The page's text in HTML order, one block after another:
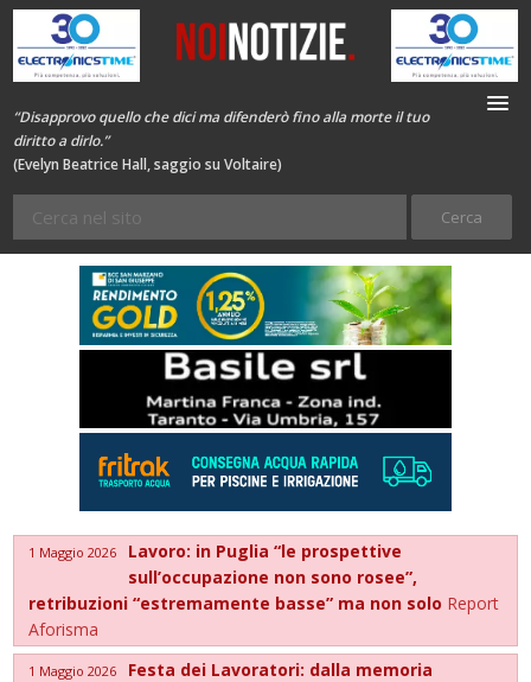
“Disapprovo quello che dici ma difenderò fino alla morte il tuo
diritto a dirlo.”
(Evelyn Beatrice Hall, saggio su Voltaire)
1 Maggio 2026
Lavoro: in Puglia “le prospettive
sull’occupazione non sono rosee”,
retribuzioni “estremamente basse” ma non solo Report
Aforisma
1 Maggio 2026
Festa dei Lavoratori: dalla memoria